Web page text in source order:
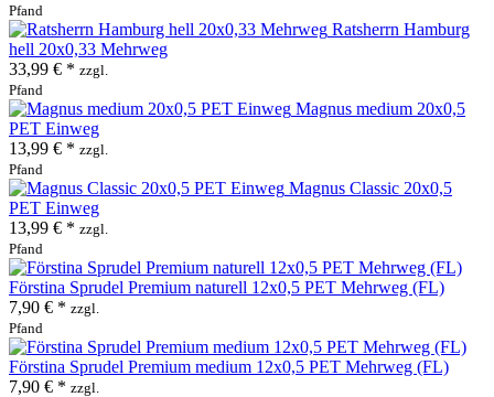
Pfand
Ratsherrn Hamburg
hell 20x0,33 Mehrweg
33,99 € * zzgl.
Pfand
Magnus medium 20x0,5
PET Einweg
13,99 € * zzgl.
Pfand
Magnus Classic 20x0,5
PET Einweg
13,99 € * zzgl.
Pfand
Förstina Sprudel Premium naturell 12x0,5 PET Mehrweg (FL)
7,90 € * zzgl.
Pfand
Förstina Sprudel Premium medium 12x0,5 PET Mehrweg (FL)
7,90 € * zzgl.